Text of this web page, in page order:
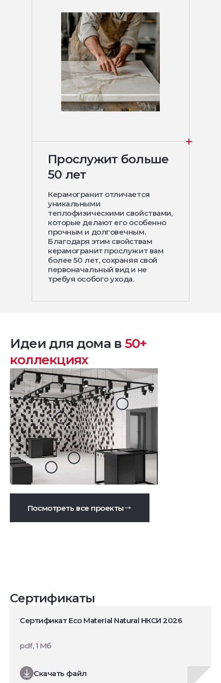
Прослужит больше
50 лет
Керамогранит отличается
уникальными
теплофизическими свойствами,
которые делают его особенно
прочным и долговечным.
Благодаря этим свойствам
керамогранит прослужит вам
более 50 лет, сохраняя свой
первоначальный вид и не
требуя особого ухода.
Идеи для дома в 50+
коллекциях
Посмотреть все проекты
Сертификаты
Сертификат Eco Material Natural НКСИ 2026
Скачать файл
pdf, 1 Мб